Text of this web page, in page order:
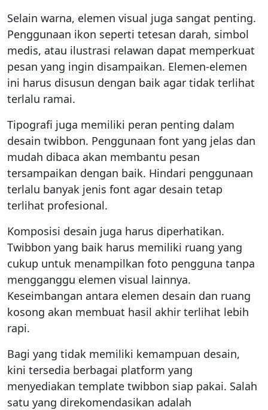
Selain warna, elemen visual juga sangat penting.
Penggunaan ikon seperti tetesan darah, simbol
medis, atau ilustrasi relawan dapat memperkuat
pesan yang ingin disampaikan. Elemen-elemen
ini harus disusun dengan baik agar tidak terlihat
terlalu ramai.
Tipografi juga memiliki peran penting dalam
desain twibbon. Penggunaan font yang jelas dan
mudah dibaca akan membantu pesan
tersampaikan dengan baik. Hindari penggunaan
terlalu banyak jenis font agar desain tetap
terlihat profesional.
Komposisi desain juga harus diperhatikan.
Twibbon yang baik harus memiliki ruang yang
cukup untuk menampilkan foto pengguna tanpa
mengganggu elemen visual lainnya.
Keseimbangan antara elemen desain dan ruang
kosong akan membuat hasil akhir terlihat lebih
rapi.
Bagi yang tidak memiliki kemampuan desain,
kini tersedia berbagai platform yang
menyediakan template twibbon siap pakai. Salah
satu yang direkomendasikan adalah